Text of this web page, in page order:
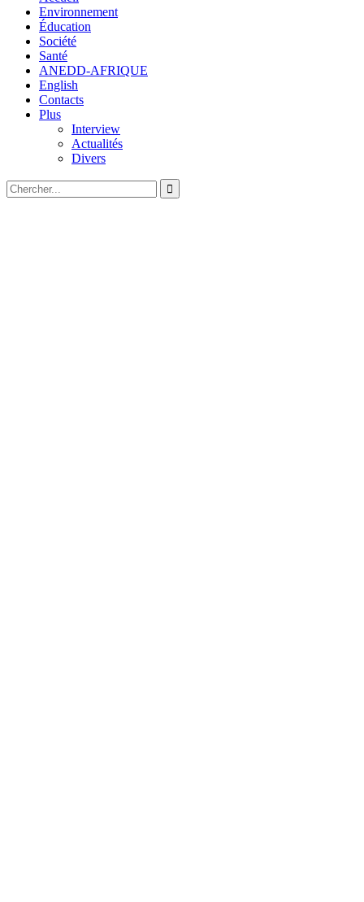
Environnement
Éducation
Société
Santé
ANEDD-AFRIQUE
English
Contacts
Plus
Interview
Actualités
Divers